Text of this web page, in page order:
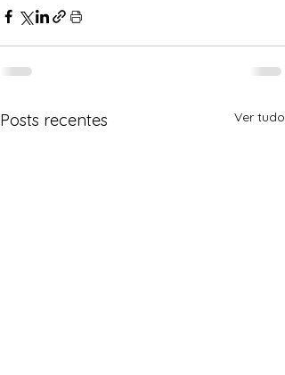
Posts recentes Ver tudo